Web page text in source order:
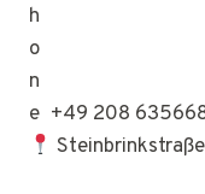
+49 208